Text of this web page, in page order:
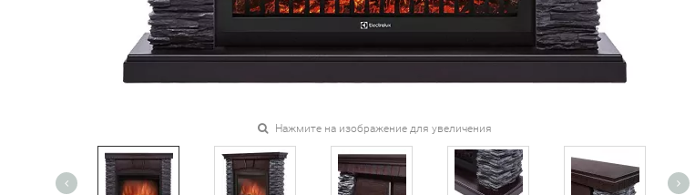
Нажмите на изображение для увеличения